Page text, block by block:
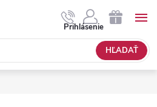
HĽADAŤ
Prihlásenie
NÁKUPNÝ
KOŠÍK